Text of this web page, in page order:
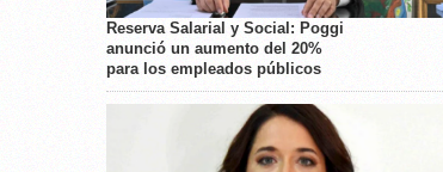
Reserva Salarial y Social: Poggi
anunció un aumento del 20%
para los empleados públicos